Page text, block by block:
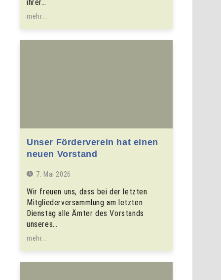
ihrer…
mehr...
Unser Förderverein hat einen
neuen Vorstand
7. Mai 2026
Wir freuen uns, dass bei der letzten
Mitgliederversammlung am letzten
Dienstag alle Ämter des Vorstands
unseres…
mehr...